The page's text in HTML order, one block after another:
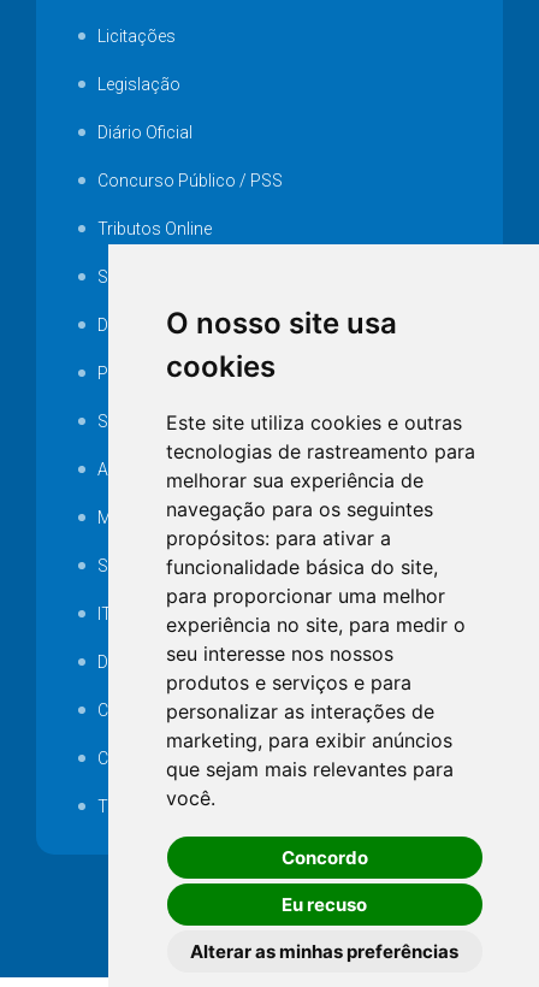
O nosso site usa
cookies
Este site utiliza cookies e outras
tecnologias de rastreamento para
melhorar sua experiência de
navegação para os seguintes
propósitos: para ativar a
funcionalidade básica do site,
para proporcionar uma melhor
experiência no site, para medir o
seu interesse nos nossos
produtos e serviços e para
personalizar as interações de
marketing, para exibir anúncios
que sejam mais relevantes para
você.
Concordo
Eu recuso
Alterar as minhas preferências
Licitações
Legislação
Diário Oficial
Concurso Público / PSS
Tributos Online
Serviços ISS-E
Decretos
Portarias
SAMAE
Audiência pública
MANUTENÇÃO DE ILUMINAÇÃO PÚBLICA
Serviços Técnicos TI
ITR
Desapropriações
Catalogo Eletrônico de Padronização
Consórcios Municipais
Telefones Úteis